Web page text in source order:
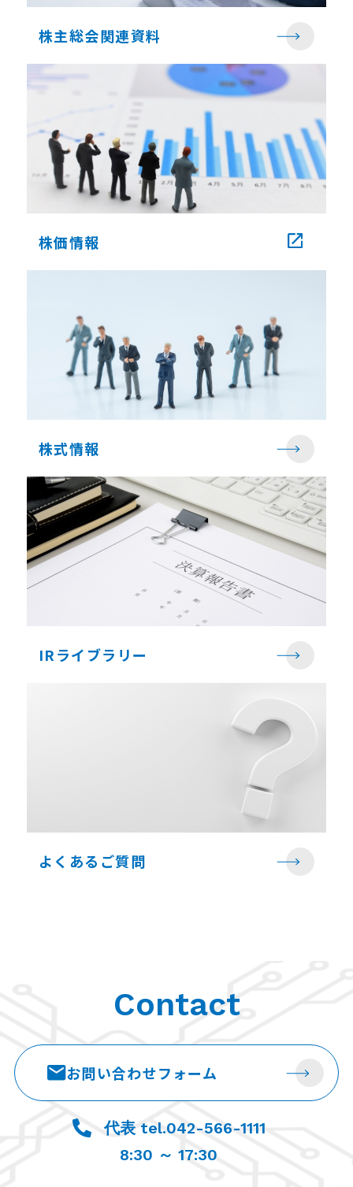
株主総会関連資料
株価情報
株式情報
IRライブラリー
よくあるご質問
Contact
お問い合わせフォーム
代表 tel.042-566-1111
8:30 ～ 17:30